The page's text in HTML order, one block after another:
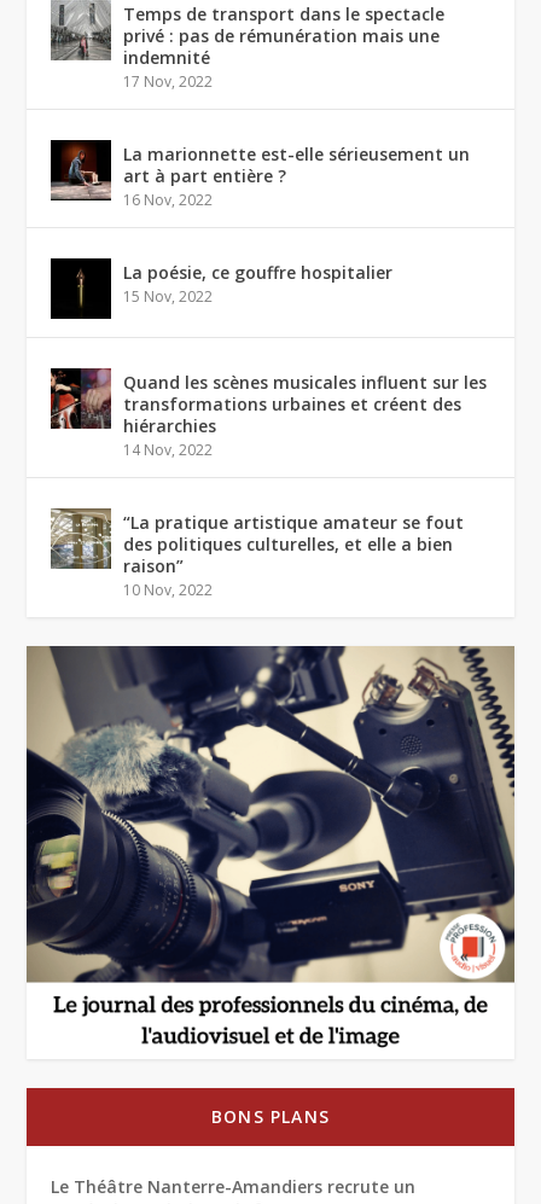
Temps de transport dans le spectacle
privé : pas de rémunération mais une
indemnité
17 Nov, 2022
La marionnette est-elle sérieusement un
art à part entière ?
16 Nov, 2022
La poésie, ce gouffre hospitalier
15 Nov, 2022
Quand les scènes musicales influent sur les
transformations urbaines et créent des
hiérarchies
14 Nov, 2022
“La pratique artistique amateur se fout
des politiques culturelles, et elle a bien
raison”
10 Nov, 2022
BONS PLANS
Le Théâtre Nanterre-Amandiers recrute un